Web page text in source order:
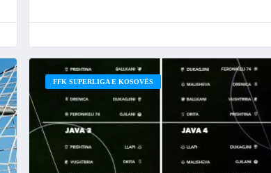
FFK SUPERLIGA E KOSOVËS